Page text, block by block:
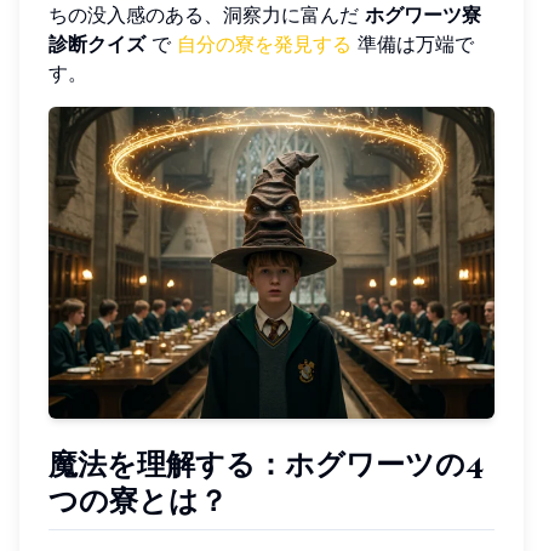
ちの没入感のある、洞察力に富んだ ホグワーツ寮
診断クイズで 自分の寮を発見する 準備は万端で
す。
魔法を理解する：ホグワーツの4
つの寮とは？